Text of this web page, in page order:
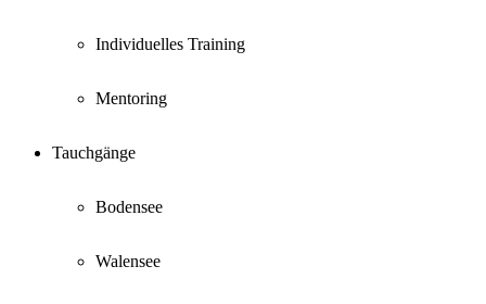
Individuelles Training
Mentoring
Tauchgänge
Bodensee
Walensee